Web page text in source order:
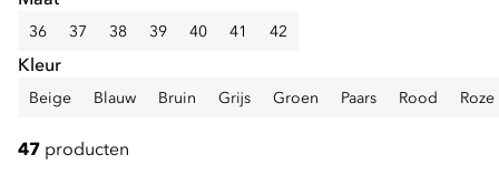
36 37 38 39 40 41 42
Kleur
Beige Blauw Bruin Grijs Groen Paars Rood Roze
47 producten